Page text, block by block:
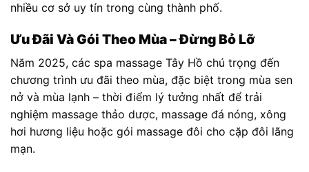
nhiều cơ sở uy tín trong cùng thành phố.
Ưu Đãi Và Gói Theo Mùa – Đừng Bỏ Lỡ
Năm 2025, các spa massage Tây Hồ chú trọng đến
chương trình ưu đãi theo mùa, đặc biệt trong mùa sen
nở và mùa lạnh – thời điểm lý tưởng nhất để trải
nghiệm massage thảo dược, massage đá nóng, xông
hơi hương liệu hoặc gói massage đôi cho cặp đôi lãng
mạn.